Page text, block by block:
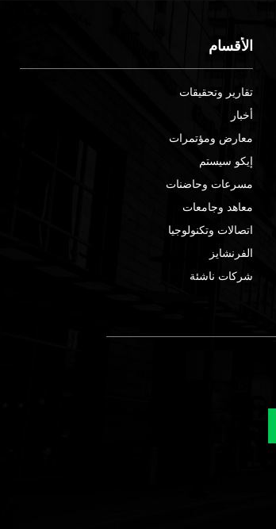
الأقسام
تقارير وتحقيقات
أخبار
معارض ومؤتمرات
إيكو سيستم
مسرعات وحاضنات
معاهد وجامعات
اتصالات وتكنولوجيا
الفرنشايز
شركات ناشئة